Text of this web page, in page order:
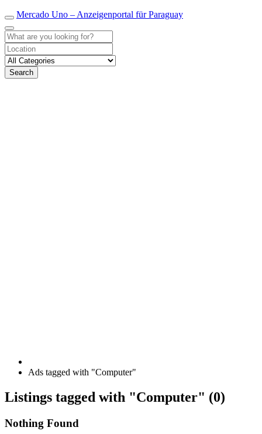
Mercado Uno – Anzeigenportal für Paraguay
Search
Ads tagged with "Computer"
RSS
Feed
ad
Listings tagged with "Computer" (0)
Nothing Found